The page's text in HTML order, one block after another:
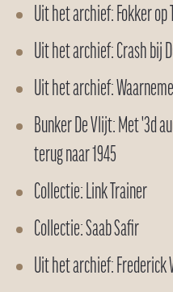
Uit het archief: Fokker op
Uit het archief: Crash bij
Uit het archief:
Bunker De Vlijt: Met '3d
terug naar 1945
Collectie: Link Trainer
Collectie: Saab Safir
Uit het archief: Frederick